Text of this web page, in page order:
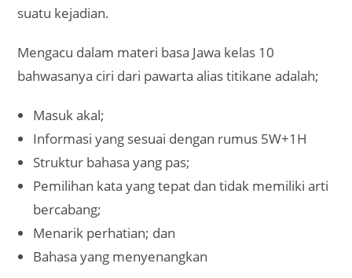
suatu kejadian.
Mengacu dalam materi basa Jawa kelas 10
bahwasanya ciri dari pawarta alias titikane adalah;
Masuk akal;
Informasi yang sesuai dengan rumus 5W+1H
Struktur bahasa yang pas;
Pemilihan kata yang tepat dan tidak memiliki arti
bercabang;
Menarik perhatian; dan
Bahasa yang menyenangkan